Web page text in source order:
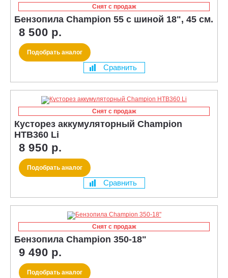
Снят с продаж
Бензопила Champion 55 с шиной 18", 45 см.
8 500 р.
Подобрать аналог
Сравнить
Снят с продаж
Кусторез аккумуляторный Champion
HTB360 Li
8 950 р.
Подобрать аналог
Сравнить
Снят с продаж
Бензопила Champion 350-18"
9 490 р.
Подобрать аналог